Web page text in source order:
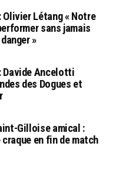
Olivier Létang « Notre
sans jamais
»
Davide Ancelotti
des Dogues et
Gilloise amical :
en fin de match